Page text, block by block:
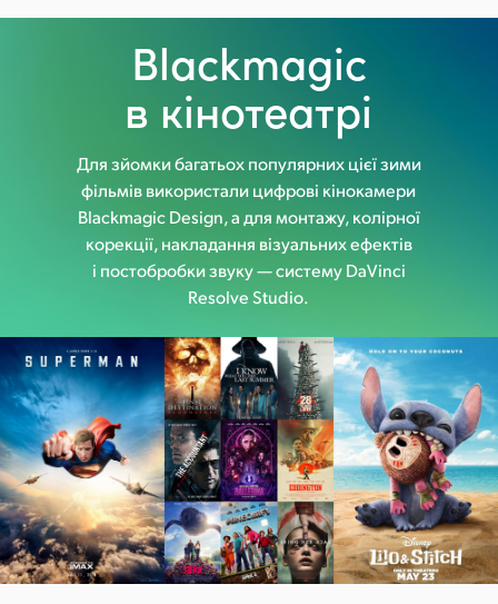
Blackmagic
в кінотеатрі
Для зйомки багатьох популярнихцієї зими
фільмів використали цифрові кінокамери
Blackmagic Design, а для монтажу, колірної
корекції, накладання візуальних ефектів
і постобробки звуку — систему DaVinci
Resolve Studio.